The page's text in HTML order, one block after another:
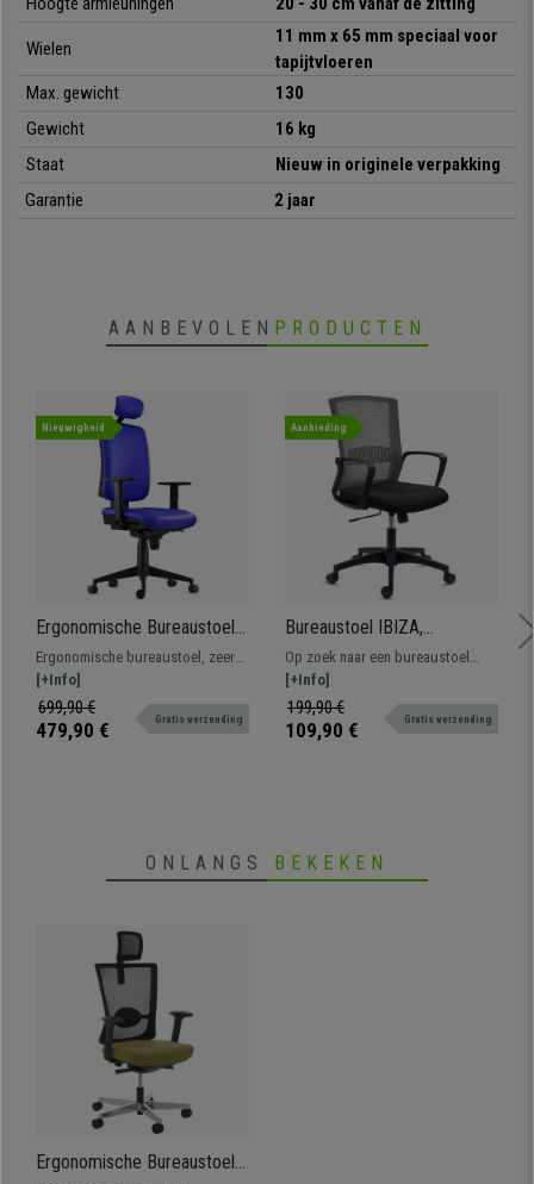
Wielen
11 mm x 65 mm speciaal voor
tapijtvloeren
Max. gewicht
130
Gewicht
16 kg
Staat
Nieuw in originele verpakking
Garantie
2 jaar
AANBEVOLEN PRODUCTEN
Nieuwigheid
Ergonomische Bureaustoel
PIERO, In Blauw Leder, Met
Hoofdsteun en Verstelbare
Armleuningen
Ergonomische bureaustoel, zeer
comfortabel, met dikke vulling en
verstelbare armleuningen.
Maximaal comfort, geschikt voor
[+Info]
699,90 €
479,90 € Gratis verzending
Aanbieding
Bureaustoel IBIZA,
Comfortabel en Resistent,
Lendensteun,
Kantelmechanisme, Grijs
Op zoek naar een bureaustoel
tegen een goede prijs en zonder
ergens op in te leveren? Dit model
bevat een lendensteun en is zeer
[+Info]
199,90 €
109,90 € Gratis verzending
ONLANGS BEKEKEN
Ergonomische Bureaustoel